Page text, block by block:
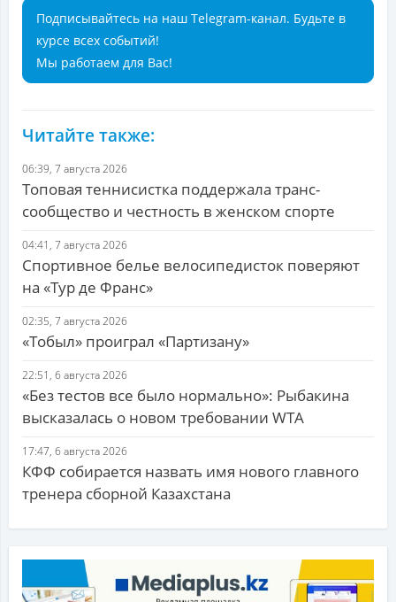
Подписывайтесь на наш Telegram-канал. Будьте в
курсе всех событий!
Мы работаем для Вас!
Читайте также:
06:39, 7 августа 2026
Топовая теннисистка поддержала транс-
сообщество и честность в женском спорте
04:41, 7 августа 2026
Спортивное белье велосипедисток поверяют
на «Тур де Франс»
02:35, 7 августа 2026
«Тобыл» проиграл «Партизану»
22:51, 6 августа 2026
«Без тестов все было нормально»: Рыбакина
высказалась о новом требовании WTA
17:47, 6 августа 2026
КФФ собирается назвать имя нового главного
тренера сборной Казахстана